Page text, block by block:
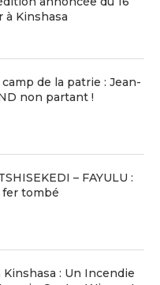
à Kinshasa
de la patrie : Jean-
non partant !
– FAYULU :
fer tombé
Kinshasa : Un Incendie